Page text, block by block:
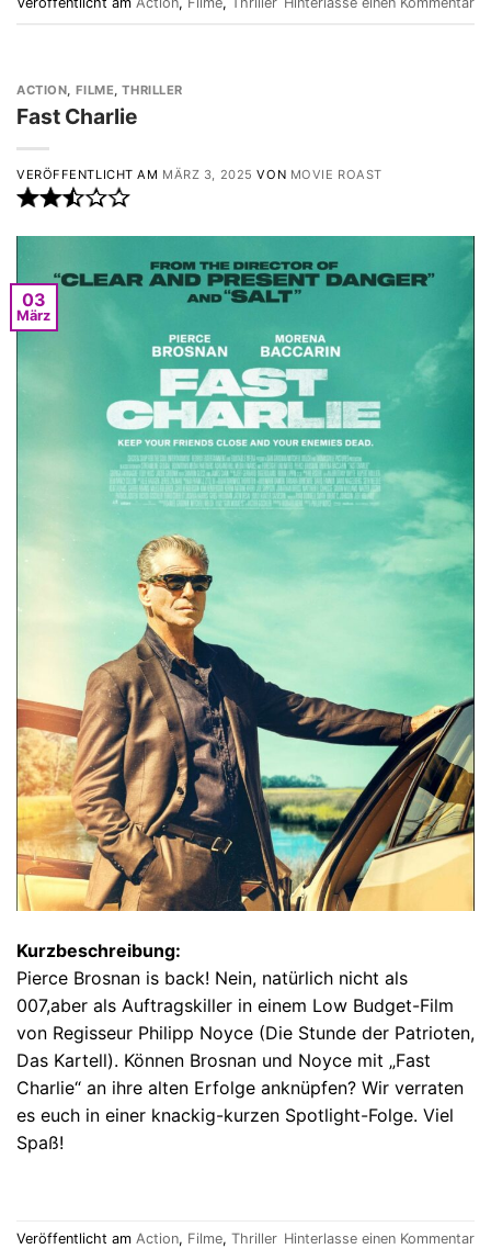
ACTION, FILME,THRILLER
Fast Charlie
VERÖFFENTLICHT AM MÄRZ 3, 2025 VON MOVIE ROAST
03
März
Kurzbeschreibung:
Pierce Brosnan is back! Nein, natürlich nicht als
007,aber als Auftragskiller in einem Low Budget-Film
von Regisseur Philipp Noyce (Die Stunde der Patrioten,
Das Kartell). Können Brosnan und Noyce mit „Fast
Charlie“ an ihre alten Erfolge anknüpfen? Wir verraten
es euch in einer knackig-kurzen Spotlight-Folge. Viel
Spaß!
Veröffentlicht am Action, Filme, Thriller Hinterlasse einen Kommentar